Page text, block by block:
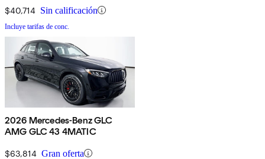
$40,714 Sin calificación
Incluye tarifas de conc.
2026 Mercedes-Benz GLC
AMG GLC 43 4MATIC
$63,814 Gran oferta